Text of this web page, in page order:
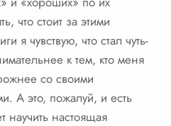
что стоит за этими
я чувствую, что стал чуть-
к тем, кто меня
со своими
А это, пожалуй, и есть
научить настоящая